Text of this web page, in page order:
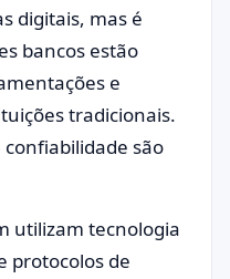
digitais, mas é
bancos estão
e
tradicionais.
são
utilizam tecnologia
protocolos de